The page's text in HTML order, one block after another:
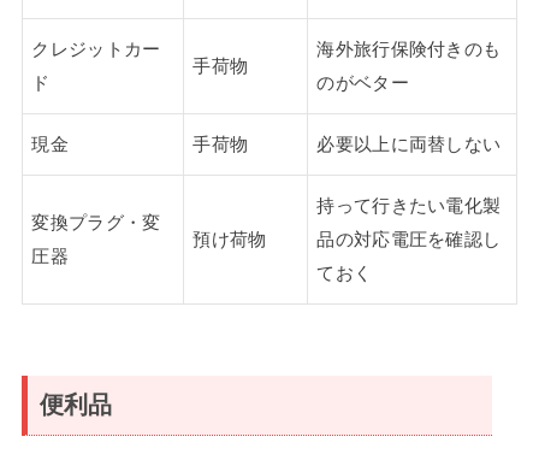
クレジットカー
ド
手荷物
海外旅行保険付きのも
のがベター
現金 手荷物 必要以上に両替しない
変換プラグ・変
圧器
預け荷物
持って行きたい電化製
品の対応電圧を確認し
ておく
便利品